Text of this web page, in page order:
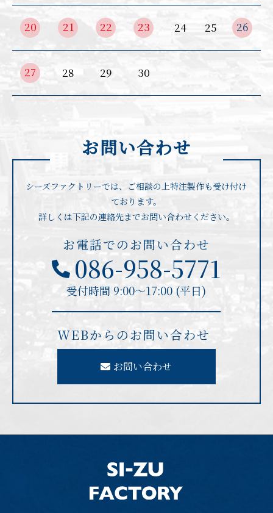
20 21 22 23 24 25 26
27 28 29 30
お問い合わせ
シーズファクトリーでは、ご相談の上特注製作も受け付け
ております。
詳しくは下記の連絡先までお問い合わせください。
お電話でのお問い合わせ
086-958-5771
受付時間 9:00〜17:00 (平日)
WEBからのお問い合わせ
お問い合わせ